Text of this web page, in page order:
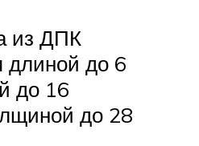
из ДПК
длиной до 6
до 16
до 28